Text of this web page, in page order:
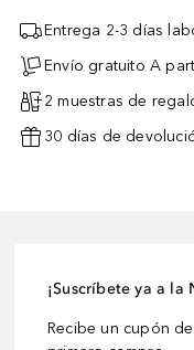
Entrega 2-3 días
Envío gratuito A
2 muestras de
30 días de
¡Suscríbete ya a la
Recibe un cupón